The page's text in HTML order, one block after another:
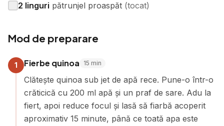
2 linguri pătrunjel proaspăt (tocat)
Mod de preparare
1 Fierbe quinoa 15 min
Clătește quinoa sub jet de apă rece. Pune-o într-o
crăticică cu 200 ml apă și un praf de sare. Adu la
fiert, apoi reduce focul și lasă să fiarbă acoperit
aproximativ 15 minute, până ce toată apa este